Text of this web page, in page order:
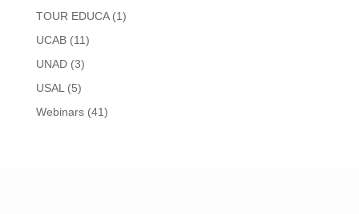
TOUR EDUCA(1)
UCAB(11)
UNAD(3)
USAL (5)
Webinars(41)